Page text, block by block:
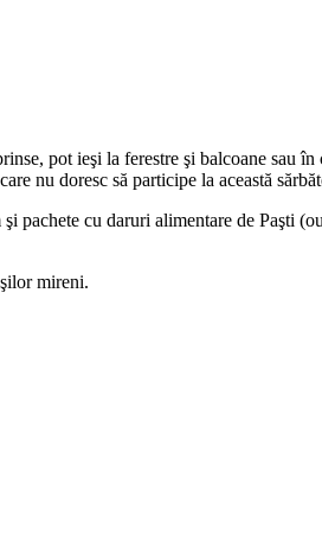
pot ieşi la ferestre şi balcoane sau în
nu doresc să participe la această
pachete cu daruri alimentare de Paşti
mireni.